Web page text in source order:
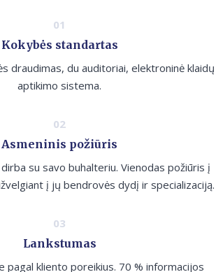
Kokybės standartas
draudimas, du auditoriai, elektroninė klaidų
aptikimo sistema.
Asmeninis požiūris
su savo buhalteriu. Vienodas požiūris į
į jų bendrovės dydį ir specializaciją.
Lankstumas
pagal kliento poreikius. 70 % informacijos